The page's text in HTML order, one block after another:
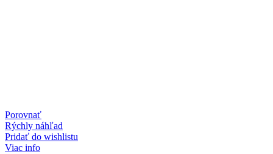
Porovnať
Rýchly náhľad
Pridať do wishlistu
Viac info